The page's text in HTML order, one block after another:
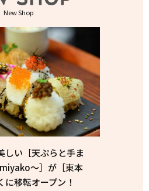
New Shop
しい［天ぷらと手ま
〜］が［東本
に移転オープン！